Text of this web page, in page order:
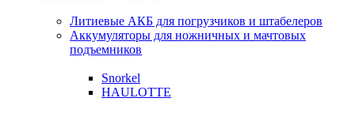
Литиевые АКБ для погрузчиков и штабелеров
Аккумуляторы для ножничных и мачтовых
подъемников
Snorkel
HAULOTTE